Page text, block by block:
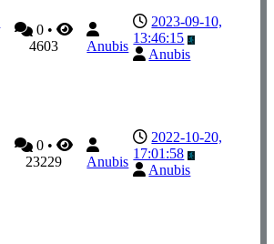
0 •
4603
Anubis
2023-09-10,
13:46:15
Anubis
0 •
23229
Anubis
2022-10-20,
17:01:58
Anubis